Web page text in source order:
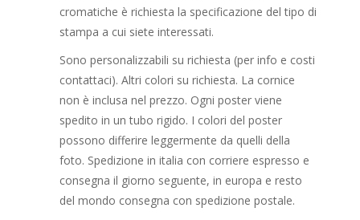
cromatiche è richiesta la specificazione del tipo di
stampa a cui siete interessati.
Sono personalizzabili su richiesta (per info e costi
contattaci). Altri colori su richiesta. La cornice
non è inclusa nel prezzo. Ogni poster viene
spedito in un tubo rigido. I colori del poster
possono differire leggermente da quelli della
foto. Spedizione in italia con corriere espresso e
consegna il giorno seguente, in europa e resto
del mondo consegna con spedizione postale.